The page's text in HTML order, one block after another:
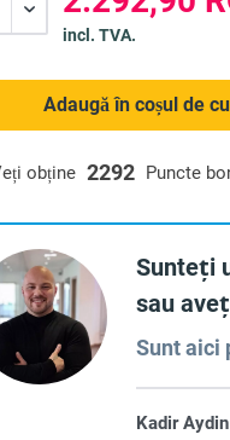
obține 2292 Puncte
incl. TVA.
Adaugă în coșul de
Sunteți
sau
Sunt aici
Kadir Aydin